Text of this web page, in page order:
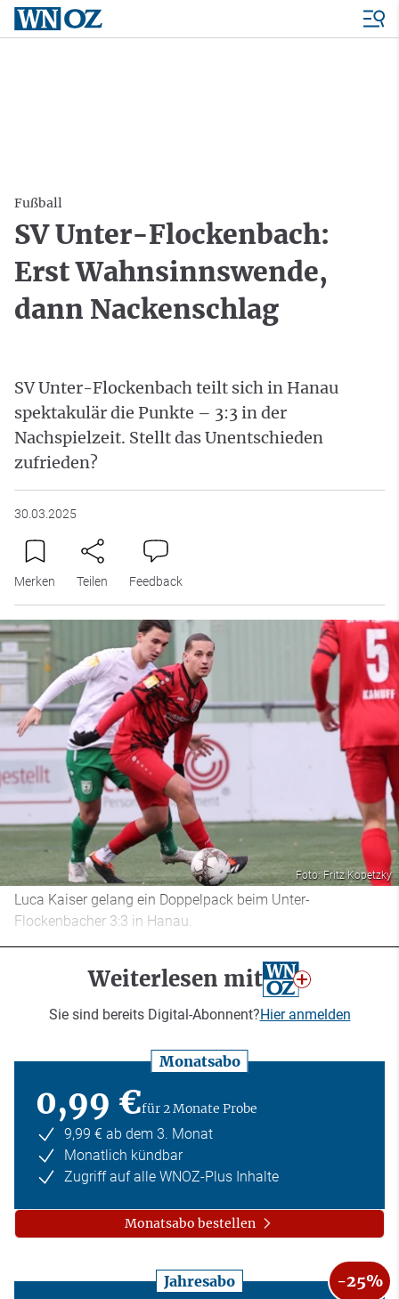
Fußball
SV Unter-Flockenbach:
Erst Wahnsinnswende,
dann Nackenschlag
SV Unter-Flockenbach teilt sich in Hanau
spektakulär die Punkte – 3:3 in der
Nachspielzeit. Stellt das Unentschieden
zufrieden?
30.03.2025
Merken Teilen Feedback
Foto: Fritz Kopetzky
Luca Kaiser gelang ein Doppelpack beim Unter-
Flockenbacher 3:3 in Hanau.
Weiterlesen mit
Sie sind bereits Digital-Abonnent?Hier anmelden
Monatsabo
0,99 €für 2 Monate Probe
9,99 € ab dem 3. Monat
Monatlich kündbar
Zugriff auf alle WNOZ-Plus Inhalte
Monatsabo bestellen
Jahresabo -25%